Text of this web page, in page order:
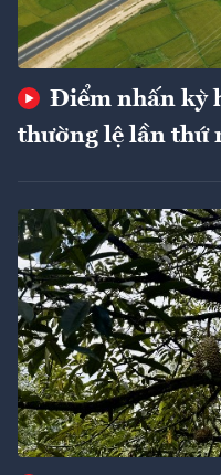
Điểm nhấn kỳ
thường lệ lần thứ